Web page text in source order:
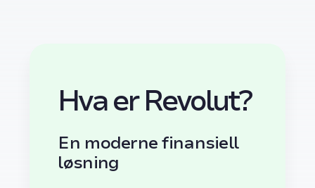
Hva er Revolut?
En moderne finansiell
løsning